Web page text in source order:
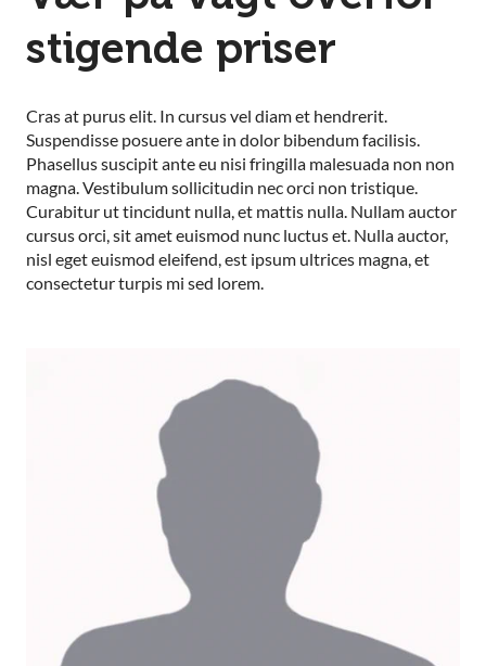
stigende priser
Cras at purus elit. In cursus vel diam et hendrerit.
Suspendisse posuere ante in dolor bibendum facilisis.
Phasellus suscipit ante eu nisi fringilla malesuada non non
magna. Vestibulum sollicitudin nec orci non tristique.
Curabitur ut tincidunt nulla, et mattis nulla. Nullam auctor
cursus orci, sit amet euismod nunc luctus et. Nulla auctor,
nisl eget euismod eleifend, est ipsum ultrices magna, et
consectetur turpis mi sed lorem.